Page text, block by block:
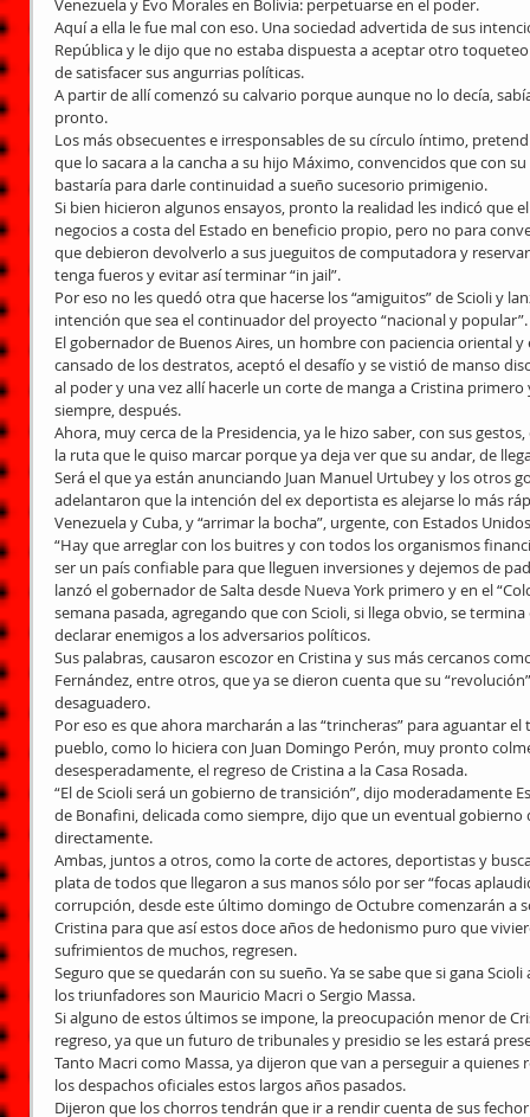
Venezuela y Evo Morales en Bolivia: perpetuarse en el poder.
Aquí a ella le fue mal con eso. Una sociedad advertida de sus
República y le dijo que no estaba dispuesta a aceptar otro
de satisfacer sus angurrias políticas.
A partir de allí comenzó su calvario porque aunque no lo decía,
pronto.
Los más obsecuentes e irresponsables de su círculo íntimo,
que lo sacara a la cancha a su hijo Máximo, convencidos que con
bastaría para darle continuidad a sueño sucesorio primigenio.
Si bien hicieron algunos ensayos, pronto la realidad les indicó que
negocios a costa del Estado en beneficio propio, pero no para
que debieron devolverlo a sus jueguitos de computadora y
tenga fueros y evitar así terminar “in jail”.
Por eso no les quedó otra que hacerse los “amiguitos” de Scioli y
intención que sea el continuador del proyecto “nacional y popular”.
El gobernador de Buenos Aires, un hombre con paciencia oriental
cansado de los destratos, aceptó el desafío y se vistió de manso
al poder y una vez allí hacerle un corte de manga a Cristina
siempre, después.
Ahora, muy cerca de la Presidencia, ya le hizo saber, con sus
la ruta que le quiso marcar porque ya deja ver que su andar, de
Será el que ya están anunciando Juan Manuel Urtubey y los otros
adelantaron que la intención del ex deportista es alejarse lo más
Venezuela y Cuba, y “arrimar la bocha”, urgente, con Estados
“Hay que arreglar con los buitres y con todos los organismos
ser un país confiable para que lleguen inversiones y dejemos de
lanzó el gobernador de Salta desde Nueva York primero y en el
semana pasada, agregando que con Scioli, si llega obvio, se
declarar enemigos a los adversarios políticos.
Sus palabras, causaron escozor en Cristina y sus más cercanos
Fernández, entre otros, que ya se dieron cuenta que su
desaguadero.
Por eso es que ahora marcharán a las “trincheras” para aguantar
pueblo, como lo hiciera con Juan Domingo Perón, muy pronto
desesperadamente, el regreso de Cristina a la Casa Rosada.
“El de Scioli será un gobierno de transición”, dijo moderadamente
de Bonafini, delicada como siempre, dijo que un eventual gobierno
directamente.
Ambas, juntos a otros, como la corte de actores, deportistas y
plata de todos que llegaron a sus manos sólo por ser “focas
corrupción, desde este último domingo de Octubre comenzarán a
Cristina para que así estos doce años de hedonismo puro que
sufrimientos de muchos, regresen.
Seguro que se quedarán con su sueño. Ya se sabe que si gana
los triunfadores son Mauricio Macri o Sergio Massa.
Si alguno de estos últimos se impone, la preocupación menor de
regreso, ya que un futuro de tribunales y presidio se les estará
Tanto Macri como Massa, ya dijeron que van a perseguir a
los despachos oficiales estos largos años pasados.
Dijeron que los chorros tendrán que ir a rendir cuenta de sus